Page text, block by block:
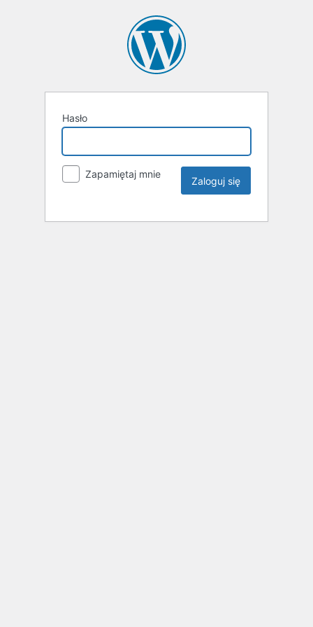
Hasło
Zapamiętaj mnie